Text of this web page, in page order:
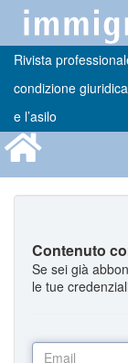
Rivista
condizione
e l’asilo
Contenuto
Se sei già
le tue